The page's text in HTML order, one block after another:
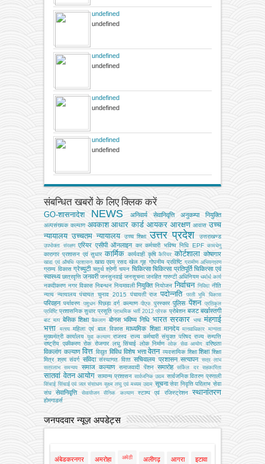
undefined
undefined
undefined
undefined
undefined
undefined
undefined
undefined
संबन्धित खबरों के लिए क्लिक करें
GO-शासनादेश NEWS अनिवार्य सेवानिवृत्ति अनुकम्पा नियुक्ति
अल्‍पसंख्‍यक कल्‍याण अवकाश आधार कार्ड आयकर आरक्षण आवास उच्च
न्यायालय उच्चतम न्यायालय उच्‍च शिक्षा उत्तर प्रदेश उत्तराखण्ड
उपभोक्‍ता संरक्षण एरियर एसीपी ऑनलाइन कर कर्मचारी भविष्य निधि EPF कामधेनु
कारागार प्रशासन एवं सुधार कार्मिक कार्यवाही कृषि कैरियर कोर्टशाला कोषागार
खाद्य एवं औषधि प्रशासन खाद्य एवम् रसद खेल गृह गोपनीय प्रविष्टि ग्रामीण अभियन्‍त्रण
ग्राम्य विकास ग्रेच्युटी चतुर्थ श्रेणी चयन चिकित्सा चिकित्सा प्रतिपूर्ति चिकित्‍सा एवं
स्वास्थ्य छात्रवृत्ति जनवरी जनसुनवाई जनसूचना जनहित गारण्टी अधिनियम धर्मार्थ कार्य
नकदीकरण नगर विकास निबन्‍धन नियमावली नियुक्ति नियोजन निर्वाचन निविदा नीति
न्याय न्यायालय पंचायत चुनाव 2015 पंचायती राज पदोन्नति परती भूमि विकास
परिवहन पर्यावरण पशुधन पिछड़ा वर्ग कल्‍याण पीएफ पुरस्कार पुलिस पेंशन
प्रतिकूल
प्रविष्टि प्रशासनिक सुधार प्रसूति प्राथमिक भर्ती 2012 प्रेरक प्रोबेशन बजट बर्खास्तगी
बाट माप बेसिक शिक्षा बैकलाग बोनस भविष्य निधि भारत सरकार भाषा मंहगाई
भत्ता
मत्‍स्‍य महिला एवं बाल विकास माध्यमिक शिक्षा मानदेय मानवाधिकार मान्यता
मुख्‍यमंत्री कार्यालय युवा कल्याण राजस्व राज्य कर्मचारी संयुक्त परिषद राज्य सम्पत्ति
राष्ट्रीय एकीकरण रोक रोजगार लघु सिंचाई लोक निर्माण लोक सेवा आयोग वरिष्ठता
विकलांग कल्याण वित्त विद्युत विविध विशेष भत्ता वेतन व्‍यवसायिक शिक्षा शिक्षा शिक्षा
मित्र श्रम संवर्ग संविदा संस्‍थागत वित्‍त सचिवालय प्रशासन सत्यापन सत्र लाभ
सत्रलाभ
समन्वय समाज कल्याण समाजवादी पेंशन समारोह सर्किल दर सहकारिता
सातवां वेतन आयोग सामान्य प्रशासन सार्वजनिक उद्यम सार्वजनिक वितरण प्रणाली
सिंचाई सिंचाई एवं जल संसाधन सूक्ष्म लघु एवं मध्यम उद्यम सूचना सेवा निवृत्ति परिलाभ सेवा
संघ
सेवानिवृत्ति सेवायोजन सैनिक कल्‍याण स्टाम्प एवं रजिस्ट्रेशन स्थानांतरण
होमगाडर्स
जनपदवार न्यूज़ अपडेट्स
अंबेडकरनगर अमरोहा अमेठी अलीगढ़ आगरा इटावा